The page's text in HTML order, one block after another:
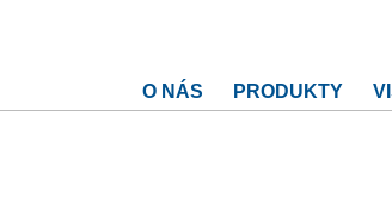
O NÁS PRODUKTY